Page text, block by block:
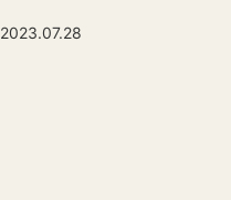
2023.07.28